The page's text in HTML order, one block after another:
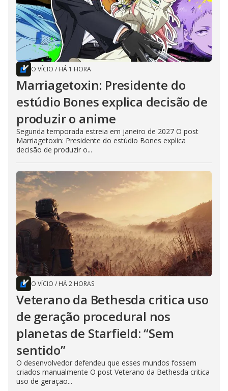
O VÍCIO / HÁ 1 HORA
Marriagetoxin: Presidente do
estúdio Bones explica decisão de
produzir o anime
Segunda temporada estreia em janeiro de 2027 O post
Marriagetoxin: Presidente do estúdio Bones explica
decisão de produzir o...
O VÍCIO / HÁ 2 HORAS
Veterano da Bethesda critica uso
de geração procedural nos
planetas de Starfield: “Sem
sentido”
O desenvolvedor defendeu que esses mundos fossem
criados manualmente O post Veterano da Bethesda critica
uso de geração...